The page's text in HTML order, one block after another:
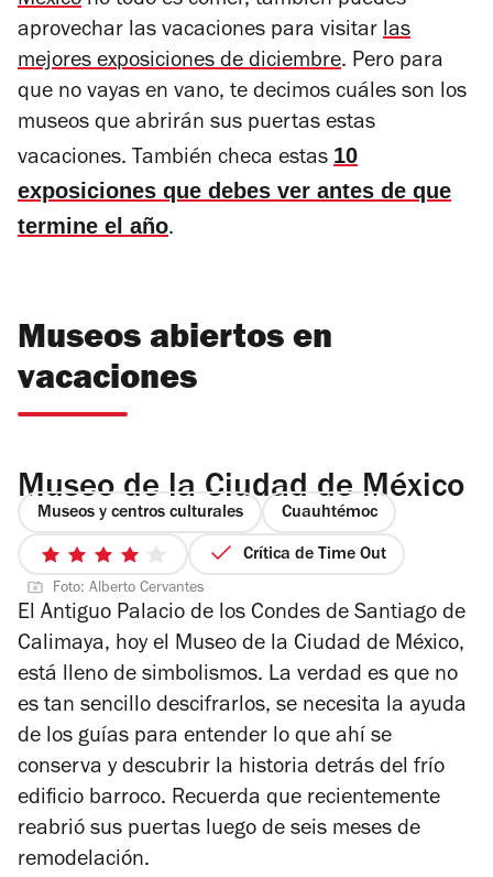
aprovechar las vacaciones para visitar las
mejores exposiciones de diciembre. Pero para
que no vayas en vano, te decimos cuáles son los
museos que abrirán sus puertas estas
vacaciones. También checa estas 10
exposiciones que debes ver antes de que
termine el año.
Museos abiertos en
vacaciones
Museo de la Ciudad de México
Museos y centros culturales Cuauhtémoc
4
de
5
estrellas
Crítica de Time Out
Foto: Alberto Cervantes
El Antiguo Palacio de los Condes de Santiago de
Calimaya, hoy el Museo de la Ciudad de México,
está lleno de simbolismos. La verdad es que no
es tan sencillo descifrarlos, se necesita la ayuda
de los guías para entender lo que ahí se
conserva y descubrir la historia detrás del frío
edificio barroco. Recuerda que recientemente
reabrió sus puertas luego de seis meses de
remodelación.